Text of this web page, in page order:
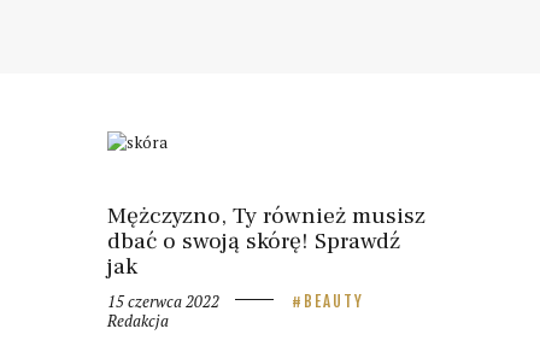
Mężczyzno, Ty również musisz
dbać o swoją skórę! Sprawdź
jak
15 czerwca 2022 BEAUTY
Redakcja